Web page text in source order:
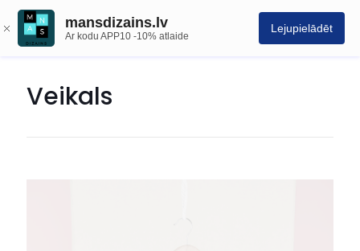
mansdizains.lv
Ar kodu APP10 -10% atlaide
Lejupielādēt
Veikals